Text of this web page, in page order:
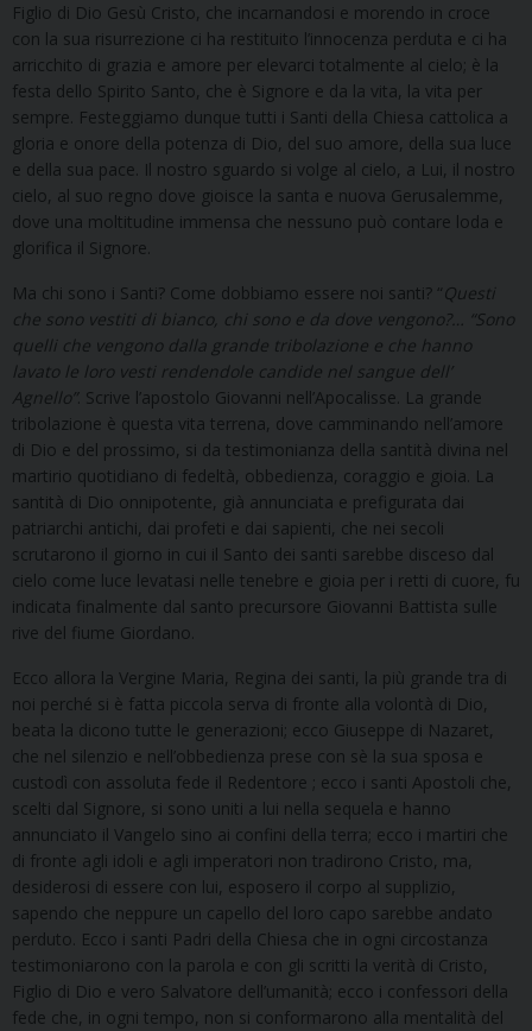
Figlio di Dio Gesù Cristo, che incarnandosi e morendo in croce
con la sua risurrezione ci ha restituito l’innocenza perduta e ci ha
arricchito di grazia e amore per elevarci totalmente al cielo; è la
festa dello Spirito Santo, che è Signore e da la vita, la vita per
sempre. Festeggiamo dunque tutti i Santi della Chiesa cattolica a
gloria e onore della potenza di Dio, del suo amore, della sua luce
e della sua pace. Il nostro sguardo si volge al cielo, a Lui, il nostro
cielo, al suo regno dove gioisce la santa e nuova Gerusalemme,
dove una moltitudine immensa che nessuno può contare loda e
glorifica il Signore.
Ma chi sono i Santi? Come dobbiamo essere noi santi? “Questi
che sono vestiti di bianco, chi sono e da dove vengono?… “Sono
quelli che vengono dalla grande tribolazione e che hanno
lavato le loro vesti rendendole candide nel sangue dell’
Agnello”. Scrive l’apostolo Giovanni nell’Apocalisse. La grande
tribolazione è questa vita terrena, dove camminando nell’amore
di Dio e del prossimo, si da testimonianza della santità divina nel
martirio quotidiano di fedeltà, obbedienza, coraggio e gioia. La
santità di Dio onnipotente, già annunciata e prefigurata dai
patriarchi antichi, dai profeti e dai sapienti, che nei secoli
scrutarono il giorno in cui il Santo dei santi sarebbe disceso dal
cielo come luce levatasi nelle tenebre e gioia per i retti di cuore, fu
indicata finalmente dal santo precursore Giovanni Battista sulle
rive del fiume Giordano.
Ecco allora la Vergine Maria, Regina dei santi, la più grande tra di
noi perché si è fatta piccola serva di fronte alla volontà di Dio,
beata la dicono tutte le generazioni; ecco Giuseppe di Nazaret,
che nel silenzio e nell’obbedienza prese con sè la sua sposa e
custodì con assoluta fede il Redentore ; ecco i santi Apostoli che,
scelti dal Signore, si sono uniti a lui nella sequela e hanno
annunciato il Vangelo sino ai confini della terra; ecco i martiri che
di fronte agli idoli e agli imperatori non tradirono Cristo, ma,
desiderosi di essere con lui, esposero il corpo al supplizio,
sapendo che neppure un capello del loro capo sarebbe andato
perduto. Ecco i santi Padri della Chiesa che in ogni circostanza
testimoniarono con la parola e con gli scritti la verità di Cristo,
Figlio di Dio e vero Salvatore dell’umanità; ecco i confessori della
fede che, in ogni tempo, non si conformarono alla mentalità del